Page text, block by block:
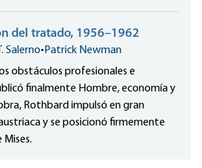
del tratado, 1956–1962
Salerno• Patrick Newman
obstáculos profesionales e
finalmente Hombre, economía y
Rothbard impulsó en gran
y se posicionó firmemente